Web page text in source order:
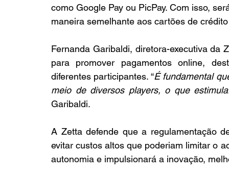
como Google Pay ou PicPay. Com isso,
maneira semelhante aos cartões de
Fernanda Garibaldi, diretora-executiva da
para promover pagamentos online,
diferentes participantes. “É fundamental
meio de diversos players, o que
Garibaldi.
A Zetta defende que a regulamentação
evitar custos altos que poderiam limitar o
autonomia e impulsionará a inovação,